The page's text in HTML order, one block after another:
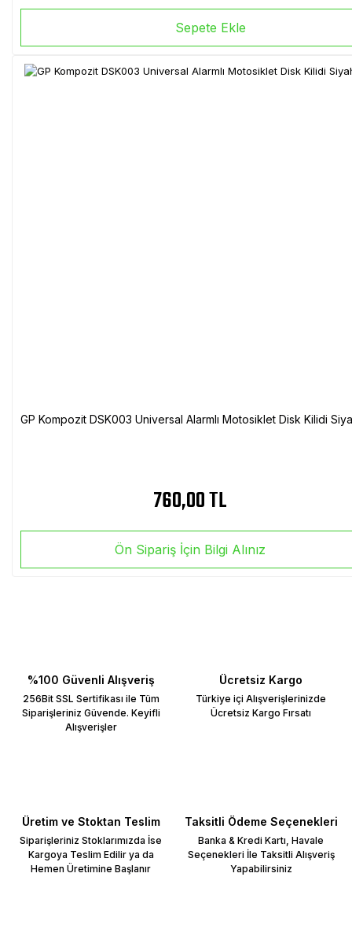
Sepete Ekle
GP Kompozit DSK003 Universal Alarmlı Motosiklet Disk Kilidi
760,00 TL
Ön Sipariş İçin Bilgi Alınız
%100 Güvenli Alışveriş
256Bit SSL Sertifikası ile Tüm
Siparişleriniz Güvende. Keyifli
Alışverişler
Ücretsiz Kargo
Türkiye içi Alışverişlerinizde
Ücretsiz Kargo Fırsatı
Üretim ve Stoktan Teslim
Siparişleriniz Stoklarımızda İse
Kargoya Teslim Edilir ya da
Hemen Üretimine Başlanır
Taksitli Ödeme Seçenekleri
Banka & Kredi Kartı, Havale
Seçenekleri İle Taksitli Alışveriş
Yapabilirsiniz